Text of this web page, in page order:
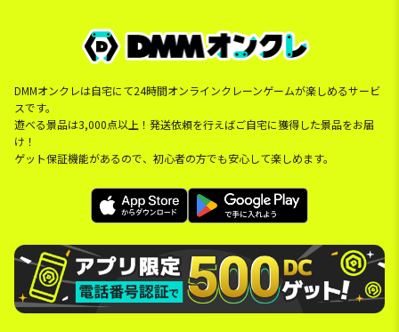
DMMオンクレは自宅にて24時間オンラインクレーンゲームが楽しめるサービ
スです。
遊べる景品は3,000点以上！発送依頼を行えばご自宅に獲得した景品をお届
け！
ゲット保証機能があるので、初心者の方でも安心して楽しめます。